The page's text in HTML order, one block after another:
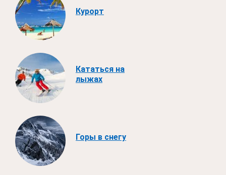
Курорт
Кататься на
лыжах
Горы в снегу